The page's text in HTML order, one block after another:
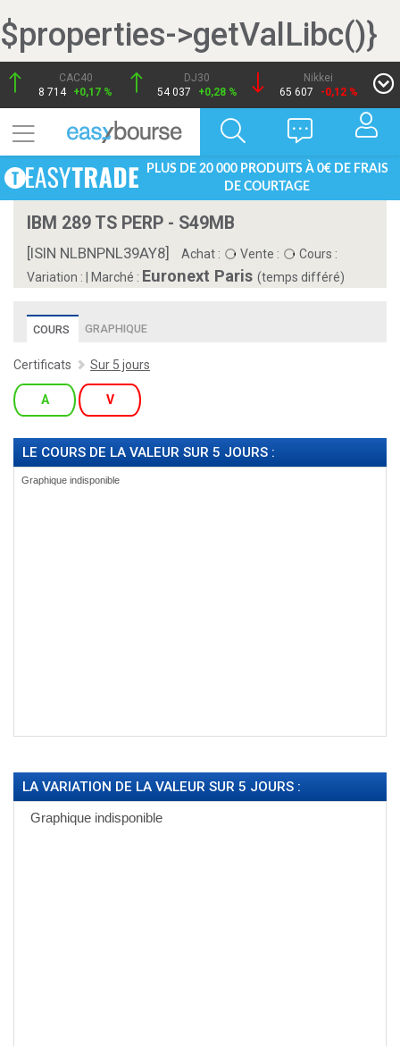
$properties->getValLibc()}
CAC40
8 714 +0,17 %
DJ30
54 037
+0,28 %
Nikkei
65 607
-0,12 %
PLUS DE 20 000 PRODUITS À 0€ DE FRAIS
DE COURTAGE
IBM 289 TS PERP - S49MB
[ISIN NLBNPNL39AY8] Achat : Vente :
Cours :
Variation :
Marché : Euronext Paris (temps différé)
COURS GRAPHIQUE
Certificats Sur 5 jours
A V
LE COURS DE LA VALEUR SUR 5 JOURS :
LA VARIATION DE LA VALEUR SUR 5 JOURS :